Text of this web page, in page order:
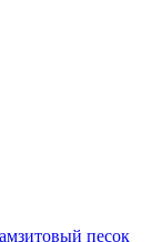
песок